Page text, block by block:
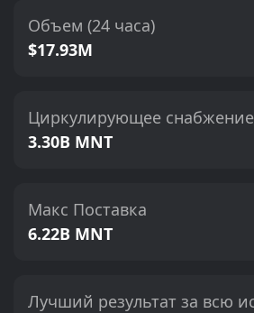
Объем (24 часа)
$17.93M
Циркулирующее снабжение
3.30B MNT
Макс Поставка
6.22B MNT
Лучший результат за всю